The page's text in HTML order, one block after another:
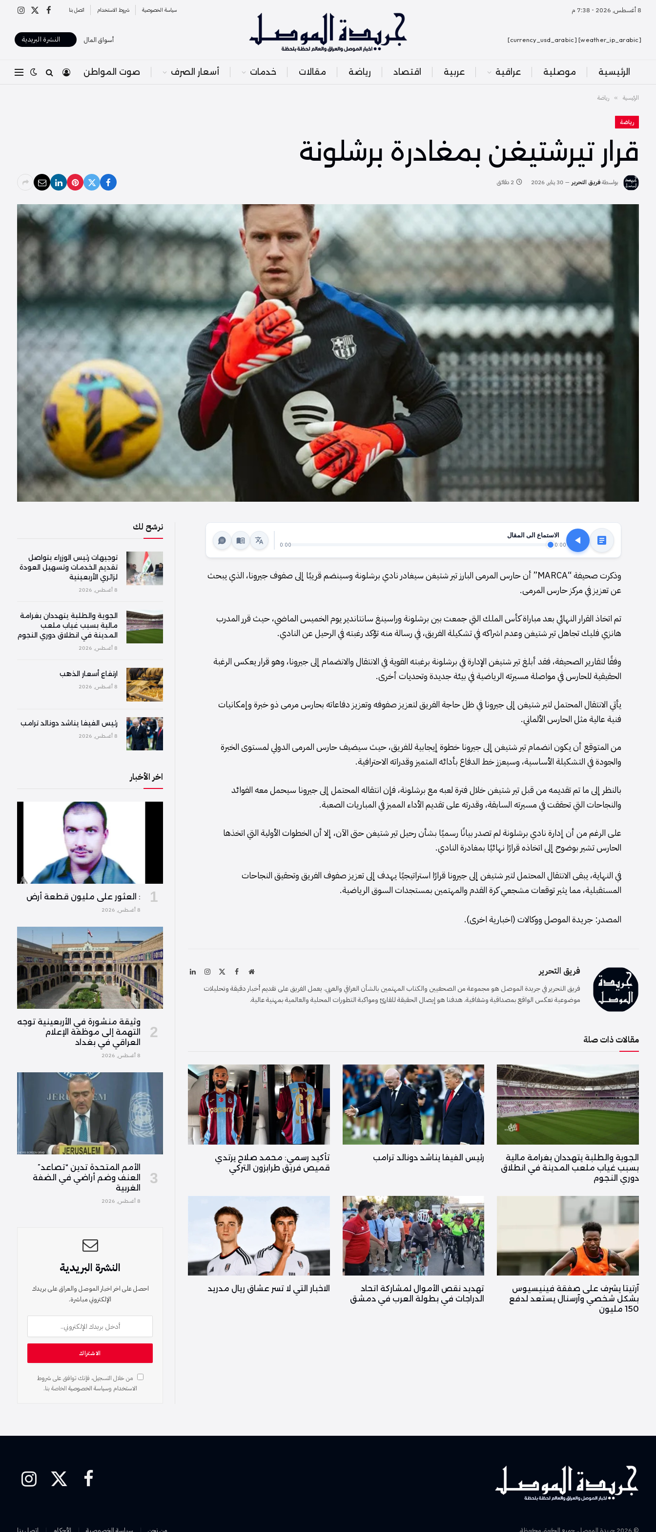
8 أغسطس, 2026 - 7:38 م سياسة الخصوصية شروط الاستخدام اتصل بنا فيسبوك
X
[weather_ip_arabic] [currency_usd_arabic] أسواق المال النشرة البريدية
الرئيسية موصلية عراقية عربية اقتصاد رياضة مقالات خدمات أسعار الصرف صوت المواطن
الرئيسية » رياضة
رياضة
قرار تيرشتيغن بمغادرة برشلونة
بواسطةفريق التحرير 30 يناير, 2026 2 دقائق
الاستماع الى المقال
0:00
0:00
وذكرت صحيفة “MARCA” أن حارس المرمى البارز تير شتيغن سيغادر نادي برشلونة وسينضم قريبًا إلى صفوف جيرونا، الذي يبحث
عن تعزيز في مركز حارس المرمى.
تم اتخاذ القرار النهائي بعد مباراة كأس الملك التي جمعت بين برشلونة وراسينغ سانتاندير يوم الخميس الماضي، حيث قرر المدرب
هانزي فليك تجاهل تير شتيغن وعدم اشراكه في تشكيلة الفريق، في رسالة منه تؤكد رغبته في الرحيل عن النادي.
وفقًا لتقارير الصحيفة، فقد أبلغ تير شتيغن الإدارة في برشلونة برغبته القوية في الانتقال والانضمام إلى جيرونا، وهو قرار يعكس الرغبة
الحقيقية للحارس في مواصلة مسيرته الرياضية في بيئة جديدة وتحديات أخرى.
يأتي الانتقال المحتمل لتير شتيغن إلى جيرونا في ظل حاجة الفريق لتعزيز صفوفه وتعزيز دفاعاته بحارس مرمى ذو خبرة وإمكانيات
فنية عالية مثل الحارس الألماني.
من المتوقع أن يكون انضمام تير شتيغن إلى جيرونا خطوة إيجابية للفريق، حيث سيضيف حارس المرمى الدولي لمستوى الخبرة
والجودة في التشكيلة الأساسية، وسيعزز خط الدفاع بأدائه المتميز وقدراته الاحترافية.
بالنظر إلى ما تم تقديمه من قبل تير شتيغن خلال فترة لعبه مع برشلونة، فإن انتقاله المحتمل إلى جيرونا سيحمل معه الفوائد
والنجاحات التي تحققت في مسيرته السابقة، وقدرته على تقديم الأداء المميز في المباريات الصعبة.
على الرغم من أن إدارة نادي برشلونة لم تصدر بيانًا رسميًا بشأن رحيل تير شتيغن حتى الآن، إلا أن الخطوات الأولية التي اتخذها
الحارس تشير بوضوح إلى اتخاذه قرارًا نهائيًا بمغادرة النادي.
في النهاية، يبقى الانتقال المحتمل لتير شتيغن إلى جيرونا قرارًا استراتيجيًا يهدف إلى تعزيز صفوف الفريق وتحقيق النجاحات
المستقبلية، مما يثير توقعات مشجعي كرة القدم والمهتمين بمستجدات السوق الرياضية.
المصدر: جريدة الموصل ووكالات (اخبارية اخرى).
فريق التحرير
موقعفيسبوك الانستغرام
لينكدإن
فريق التحرير في جريدة الموصل هو مجموعة من الصحفيين والكتاب المهتمين بالشأن العراقي والعربي. يعمل الفريق على تقديم أخبار دقيقة وتحليلات
موضوعية تعكس الواقع بمصداقية وشفافية. هدفنا هو إيصال الحقيقة للقارئ ومواكبة التطورات المحلية والعالمية بمهنية عالية.
مقالات ذات صلة
الجوية والطلبة يتهددان بغرامة مالية
بسبب غياب ملعب المدينة في انطلاق
دوري النجوم
رئيس الفيفا يناشد دونالد ترامب
تأكيد رسمي: محمد صلاح يرتدي
قميص فريق طرابزون التركي
آرتيتا يشرف على صفقة فينيسيوس
بشكل شخصي وآرسنال يستعد لدفع
150 مليون
تهديد نقص الأموال لمشاركة اتحاد
الدراجات في بطولة العرب في دمشق
الاخبار التي لا تسر عشاق ريال مدريد
نرشح لك
توجيهات رئيس الوزراء بتواصل
تقديم الخدمات وتسهيل العودة
لزائري الأربعينية
8 أغسطس, 2026
الجوية والطلبة يتهددان بغرامة
مالية بسبب غياب ملعب
المدينة في انطلاق دوري النجوم
8 أغسطس, 2026
ارتفاع أسعار الذهب
8 أغسطس, 2026
رئيس الفيفا يناشد دونالد ترامب
8 أغسطس, 2026
اخر الأخبار
: العثور على مليون قطعة أرض
8 أغسطس, 2026
وثيقة منشورة في الأربعينية توجه
التهمة إلى موظفة الإعلام
العراقي في بغداد
8 أغسطس, 2026
الأمم المتحدة تدين “تصاعد”
العنف وضم أراضي في الضفة
الغربية
8 أغسطس, 2026
النشرة البريدية
احصل على اخر اخبار الموصل والعراق على بريدك
الإلكتروني مباشرة.
من خلال التسجيل، فإنك توافق على شروط
الاستخدام وسياسة الخصوصية الخاصة بنا.
فيسبوك
X
الانستغرام